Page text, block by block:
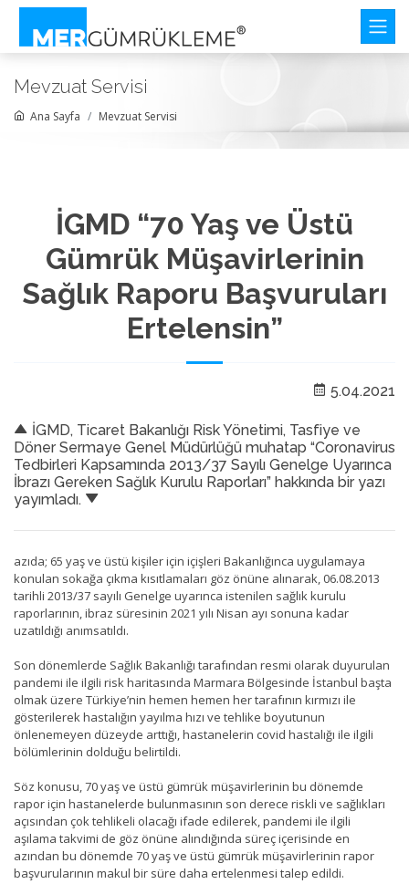
Mevzuat Servisi
Ana Sayfa Mevzuat Servisi
İGMD “70 Yaş ve Üstü
Gümrük Müşavirlerinin
Sağlık Raporu Başvuruları
Ertelensin”
5.04.2021
İGMD, Ticaret Bakanlığı Risk Yönetimi, Tasfiye ve
Döner Sermaye Genel Müdürlüğü muhatap “Coronavirus
Tedbirleri Kapsamında 2013/37 Sayılı Genelge Uyarınca
İbrazı Gereken Sağlık Kurulu Raporları” hakkında bir yazı
yayımladı.
azıda; 65 yaş ve üstü kişiler için içişleri Bakanlığınca uygulamaya
konulan sokağa çıkma kısıtlamaları göz önüne alınarak, 06.08.2013
tarihli 2013/37 sayılı Genelge uyarınca istenilen sağlık kurulu
raporlarının, ibraz süresinin 2021 yılı Nisan ayı sonuna kadar
uzatıldığı anımsatıldı.
Son dönemlerde Sağlık Bakanlığı tarafından resmi olarak duyurulan
pandemi ile ilgili risk haritasında Marmara Bölgesinde İstanbul başta
olmak üzere Türkiye’nin hemen hemen her tarafının kırmızı ile
gösterilerek hastalığın yayılma hızı ve tehlike boyutunun
önlenemeyen düzeyde arttığı, hastanelerin covid hastalığı ile ilgili
bölümlerinin dolduğu belirtildi.
Söz konusu, 70 yaş ve üstü gümrük müşavirlerinin bu dönemde
rapor için hastanelerde bulunmasının son derece riskli ve sağlıkları
açısından çok tehlikeli olacağı ifade edilerek, pandemi ile ilgili
aşılama takvimi de göz önüne alındığında süreç içerisinde en
azından bu dönemde 70 yaş ve üstü gümrük müşavirlerinin rapor
başvurularının makul bir süre daha ertelenmesi talep edildi.